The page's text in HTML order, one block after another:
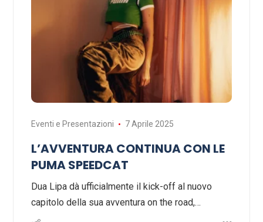
Eventi e Presentazioni 7 Aprile 2025
L’AVVENTURA CONTINUA CON LE
PUMA SPEEDCAT
Dua Lipa dà ufficialmente il kick-off al nuovo
capitolo della sua avventura on the road,…